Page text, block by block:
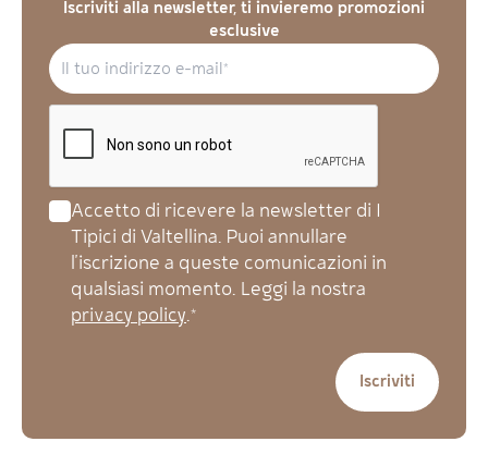
Iscriviti alla newsletter, ti invieremo promozioni
esclusive
Accetto di ricevere la newsletter di I
Tipici di Valtellina. Puoi annullare
l'iscrizione a queste comunicazioni in
qualsiasi momento. Leggi la nostra
privacy policy.*